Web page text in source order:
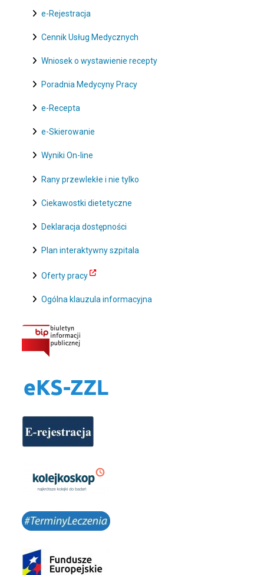
e-Rejestracja
Cennik Usług Medycznych
Wniosek o wystawienie recepty
Poradnia Medycyny Pracy
e-Recepta
e-Skierowanie
Wyniki On-line
Rany przewlekłe i nie tylko
Ciekawostki dietetyczne
Deklaracja dostępności
Plan interaktywny szpitala
Oferty pracy
Ogólna klauzula informacyjna